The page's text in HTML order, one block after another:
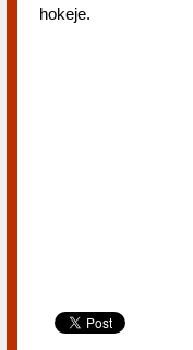
hokeje.